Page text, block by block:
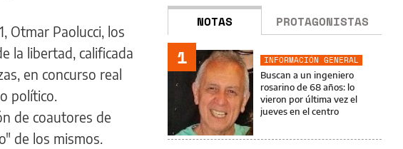
Otmar Paolucci, los
la libertad, calificada
en concurso real
político.
de coautores de
de los mismos.
NOTAS PROTAGONISTAS
1
INFORMACIÓN GENERAL
Buscan a un ingeniero
rosarino de 68 años: lo
vieron por última vez el
jueves en el centro